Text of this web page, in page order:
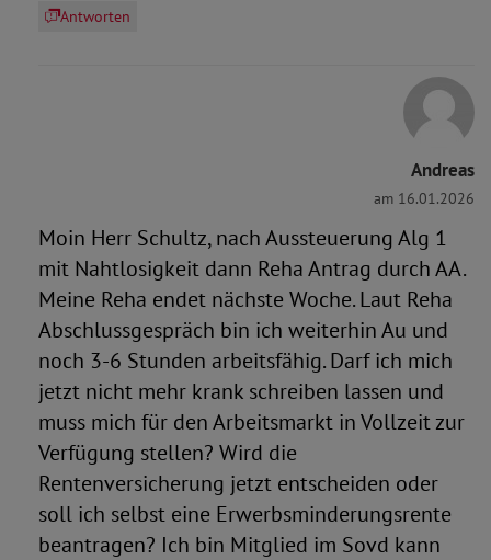
Antworten
Andreas
am 16.01.2026
Moin Herr Schultz, nach Aussteuerung Alg 1
mit Nahtlosigkeit dann Reha Antrag durch AA.
Meine Reha endet nächste Woche. Laut Reha
Abschlussgespräch bin ich weiterhin Au und
noch 3-6 Stunden arbeitsfähig. Darf ich mich
jetzt nicht mehr krank schreiben lassen und
muss mich für den Arbeitsmarkt in Vollzeit zur
Verfügung stellen? Wird die
Rentenversicherung jetzt entscheiden oder
soll ich selbst eine Erwerbsminderungsrente
beantragen? Ich bin Mitglied im Sovd kann